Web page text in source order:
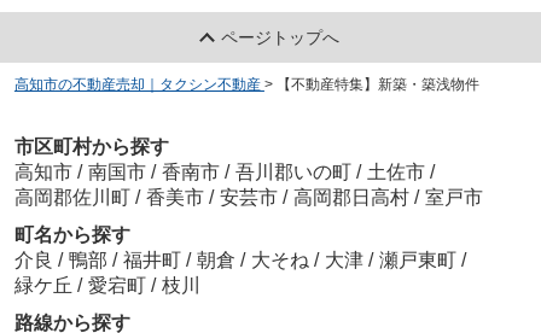
ページトップへ
高知市の不動産売却｜タクシン不動産 > 【不動産特集】新築・築浅物件
市区町村から探す
高知市 / 南国市 / 香南市 / 吾川郡いの町 / 土佐市 /
高岡郡佐川町 / 香美市 / 安芸市 / 高岡郡日高村 / 室戸市
町名から探す
介良 / 鴨部 / 福井町 / 朝倉 / 大そね / 大津 / 瀬戸東町 /
緑ケ丘 / 愛宕町 / 枝川
路線から探す